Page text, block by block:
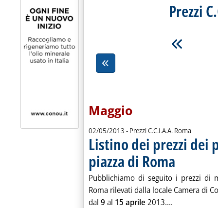
Prezzi
Maggio
02/05/2013 - Prezzi C.C.I.A.A. Roma
Listino dei prezzi
piazza di Roma . Pubblicata
Pubblichiamo di seguito i prezzi di
Roma rilevati dalla locale Camera di
dal 9 al 15 aprile 2013.... Leggi tutta